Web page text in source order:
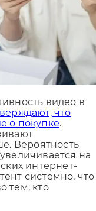
видео в
что
о покупке.
Вероятность
на
интернет-
системно, что
тем, кто